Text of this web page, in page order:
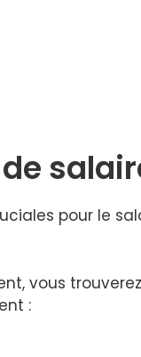
pour le
vous
: